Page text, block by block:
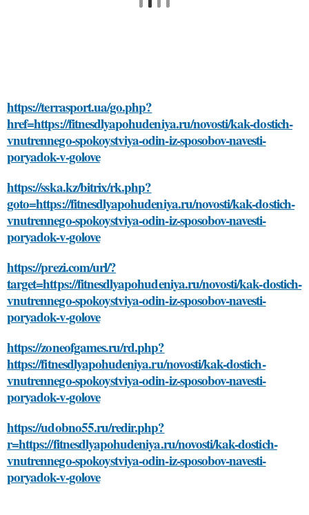
https://terrasport.ua/go.php?
href=https://fitnesdlyapohudeniya.ru/novosti/kak-dostich-
vnutrennego-spokoystviya-odin-iz-sposobov-navesti-
poryadok-v-golove
https://sska.kz/bitrix/rk.php?
goto=https://fitnesdlyapohudeniya.ru/novosti/kak-dostich-
vnutrennego-spokoystviya-odin-iz-sposobov-navesti-
poryadok-v-golove
https://prezi.com/url/?
target=https://fitnesdlyapohudeniya.ru/novosti/kak-dostich-
vnutrennego-spokoystviya-odin-iz-sposobov-navesti-
poryadok-v-golove
https://zoneofgames.ru/rd.php?
https://fitnesdlyapohudeniya.ru/novosti/kak-dostich-
vnutrennego-spokoystviya-odin-iz-sposobov-navesti-
poryadok-v-golove
https://udobno55.ru/redir.php?
r=https://fitnesdlyapohudeniya.ru/novosti/kak-dostich-
vnutrennego-spokoystviya-odin-iz-sposobov-navesti-
poryadok-v-golove